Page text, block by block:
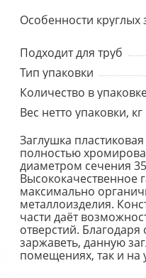
Особенности круглых
Подходит для труб
Тип упаковки
Количество в
Вес нетто упаковки, кг
Заглушка
полностью
диаметром сечения
Высококачественное
максимально
металлоизделия.
части даёт
отверстий. Благодаря
заржаветь, данную
помещениях, так и на